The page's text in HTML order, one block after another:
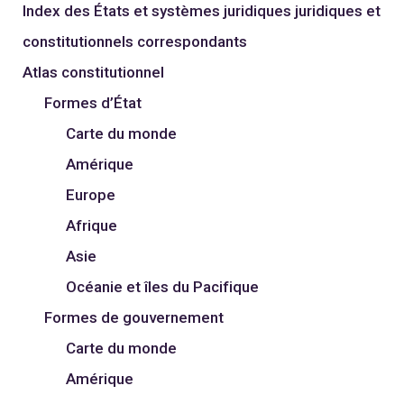
Index des États et systèmes juridiques juridiques et
constitutionnels correspondants
Atlas constitutionnel
Formes d’État
Carte du monde
Amérique
Europe
Afrique
Asie
Océanie et îles du Pacifique
Formes de gouvernement
Carte du monde
Amérique